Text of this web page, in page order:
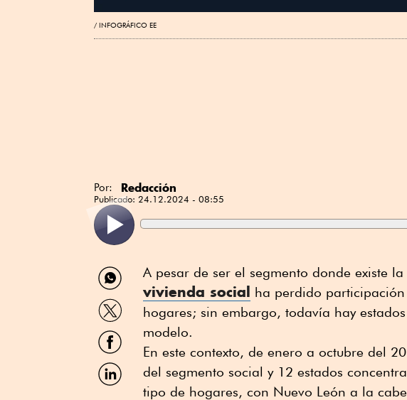
INFOGRÁFICO EE
Por: Redacción
Publicado: 24.12.2024 - 08:55
Compartir
por
WhatsApp
Compartir
por
Twitter
Compartir
por
Facebook
Compartir
por
A pesar de ser el segmento donde existe
vivienda social ha perdido
hogares; sin embargo, todavía hay
modelo.
En este contexto, de enero a octubre del
del segmento social y 12 estados
tipo de hogares, con Nuevo León a la